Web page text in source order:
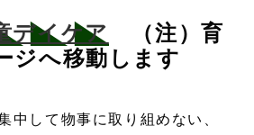
デイケア
（注）育
ジへ移動します
中して物事に取り組めない、